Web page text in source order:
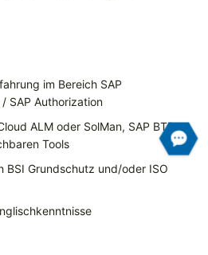
im Bereich SAP
SAP Authorization
ALM oder SolMan, SAP BTP,
Tools
BSI Grundschutz und/oder ISO